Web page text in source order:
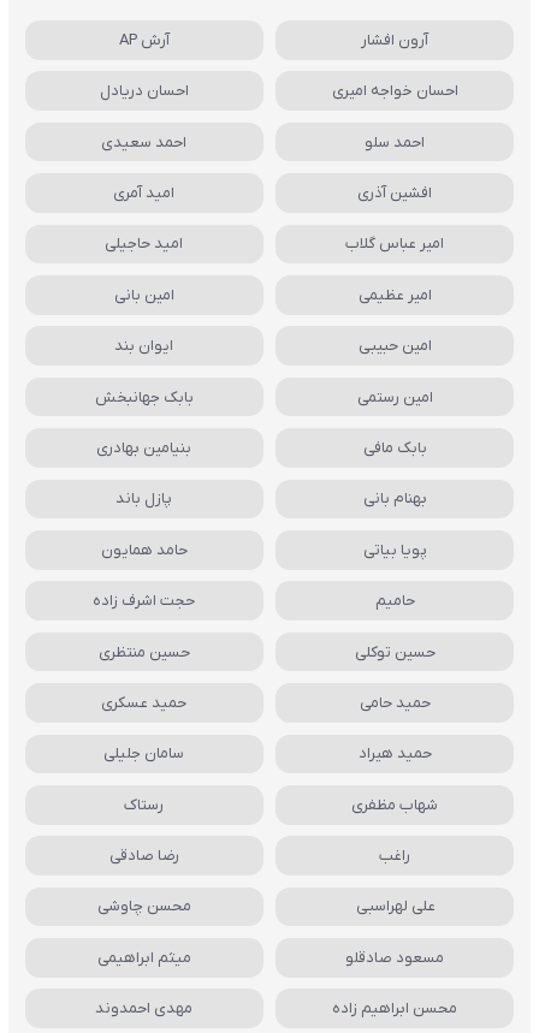
آرون افشار آرش AP
احسان خواجه امیری احسان دریادل
احمد سلو احمد سعیدی
افشین آذری امید آمری
امیر عباس گلاب امید حاجیلی
امیر عظیمی امین بانی
امین حبیبی ایوان بند
امین رستمی بابک جهانبخش
بابک مافی بنیامین بهادری
بهنام بانی پازل باند
پویا بیاتی حامد همایون
حامیم حجت اشرف زاده
حسین توکلی حسین منتظری
حمید حامی حمید عسکری
حمید هیراد سامان جلیلی
شهاب مظفری رستاک
راغب رضا صادقی
علی لهراسبی محسن چاوشی
مسعود صادقلو میثم ابراهیمی
محسن ابراهیم زاده مهدی احمدوند